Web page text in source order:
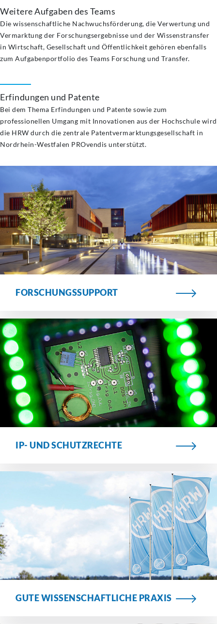
Weitere Aufgaben des Teams
Die wissenschaftliche Nachwuchsförderung, die Verwertung und
Vermarktung der Forschungsergebnisse und der Wissenstransfer
in Wirtschaft, Gesellschaft und Öffentlichkeit gehören ebenfalls
zum Aufgabenportfolio des Teams Forschung und Transfer.
Erfindungen und Patente
Bei dem Thema Erfindungen und Patente sowie zum
professionellen Umgang mit Innovationen aus der Hochschule wird
die HRW durch die zentrale Patentvermarktungsgesellschaft in
Nordrhein-Westfalen PROvendis unterstützt.
FORSCHUNGSSUPPORT
IP- UND SCHUTZRECHTE
GUTE WISSENSCHAFTLICHE PRAXIS